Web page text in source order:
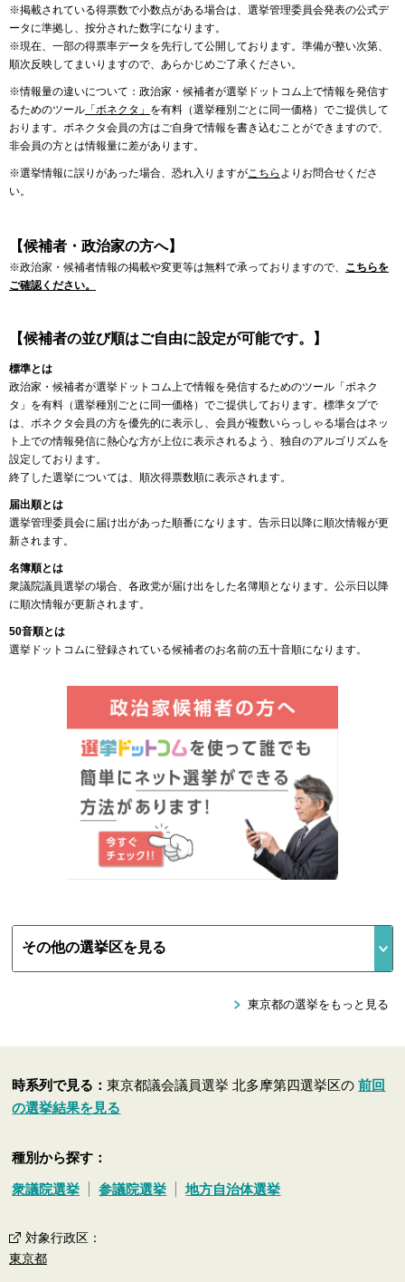
※掲載されている得票数で小数点がある場合は、選挙管理委員会発表の公式デ
ータに準拠し、按分された数字になります。
※現在、一部の得票率データを先行して公開しております。準備が整い次第、
順次反映してまいりますので、あらかじめご了承ください。
※情報量の違いについて：政治家・候補者が選挙ドットコム上で情報を発信す
るためのツール 「ボネクタ」 を有料（選挙種別ごとに同一価格）でご提供して
おります。ボネクタ会員の方はご自身で情報を書き込むことができますので、
非会員の方とは情報量に差があります。
※選挙情報に誤りがあった場合、恐れ入りますがこちら よりお問合せくださ
い。
【候補者・政治家の方へ】
※政治家・候補者情報の掲載や変更等は無料で承っておりますので、 こちらを
ご確認ください。
【候補者の並び順はご自由に設定が可能です。】
標準とは
政治家・候補者が選挙ドットコム上で情報を発信するためのツール「ボネク
タ」を有料（選挙種別ごとに同一価格）でご提供しております。標準タブで
は、ボネクタ会員の方を優先的に表示し、会員が複数いらっしゃる場合はネッ
ト上での情報発信に熱心な方が上位に表示されるよう、独自のアルゴリズムを
設定しております。
終了した選挙については、順次得票数順に表示されます。
届出順とは
選挙管理委員会に届け出があった順番になります。告示日以降に順次情報が更
新されます。
名簿順とは
衆議院議員選挙の場合、各政党が届け出をした名簿順となります。公示日以降
に順次情報が更新されます。
50音順とは
選挙ドットコムに登録されている候補者のお名前の五十音順になります。
東京都の選挙をもっと見る
時系列で見る：東京都議会議員選挙 北多摩第四選挙区の前回
の選挙結果を見る
種別から探す：
衆議院選挙 参議院選挙 地方自治体選挙
対象行政区 ：
東京都